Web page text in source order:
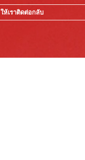
ให้เราติดต่อกลับ